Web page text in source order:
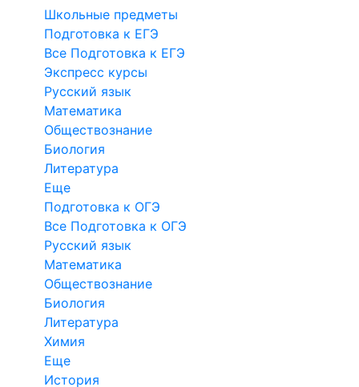
Школьные предметы
Подготовка к ЕГЭ
Все Подготовка к ЕГЭ
Экспресс курсы
Русский язык
Математика
Обществознание
Биология
Литература
Еще
Подготовка к ОГЭ
Все Подготовка к ОГЭ
Русский язык
Математика
Обществознание
Биология
Литература
Химия
Еще
История